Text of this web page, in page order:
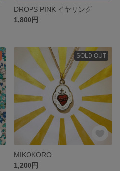
DROPS PINK イヤリング
1,800円
SOLD OUT
MIKOKORO
1,200円